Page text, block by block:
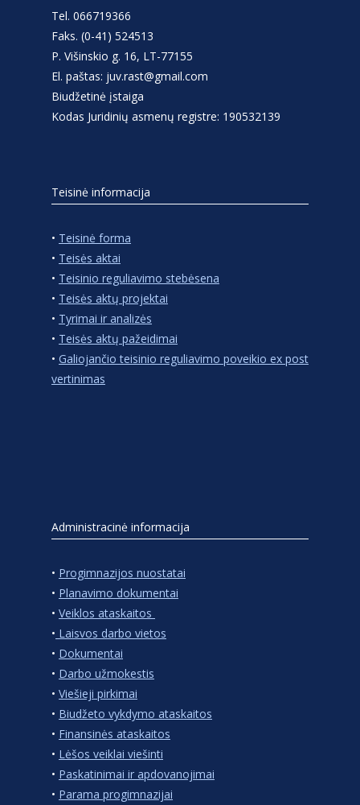
Tel. 066719366
Faks. (0-41) 524513
P. Višinskio g. 16, LT-77155
El. paštas: juv.rast@gmail.com
Biudžetinė įstaiga
Kodas Juridinių asmenų registre: 190532139
Teisinė informacija
• Teisinė forma
• Teisės aktai
• Teisinio reguliavimo stebėsena
• Teisės aktų projektai
• Tyrimai ir analizės
• Teisės aktų pažeidimai
• Galiojančio teisinio reguliavimo poveikio ex post
vertinimas
Administracinė informacija
• Progimnazijos nuostatai
• Planavimo dokumentai
• Veiklos ataskaitos
• Laisvos darbo vietos
• Dokumentai
• Darbo užmokestis
• Viešieji pirkimai
• Biudžeto vykdymo ataskaitos
• Finansinės ataskaitos
• Lėšos veiklai viešinti
• Paskatinimai ir apdovanojimai
• Parama progimnazijai